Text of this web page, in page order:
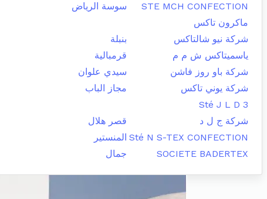
STE MCH CONFECTION
سوسة الرياض
ماكرون تاكس
شركة نيو شالتاكس
بنبلة
ياسميتاكس ش م م
قرمبالية
شركة باو روز فاشن
سيدي علوان
شركة يوني تاكس
مجاز الباب
Sté J L D 3
شركة ج ل د
قصر هلال
Sté N S-TEX CONFECTION المنستير
SOCIETE BADERTEX
جمال